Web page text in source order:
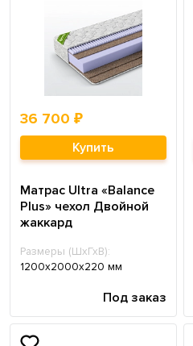
36 700 ₽
Купить
Матрас Ultra «Balance
Plus» чехол Двойной
жаккард
Размеры (ШхГхВ):
1200х2000х220 мм
Под заказ